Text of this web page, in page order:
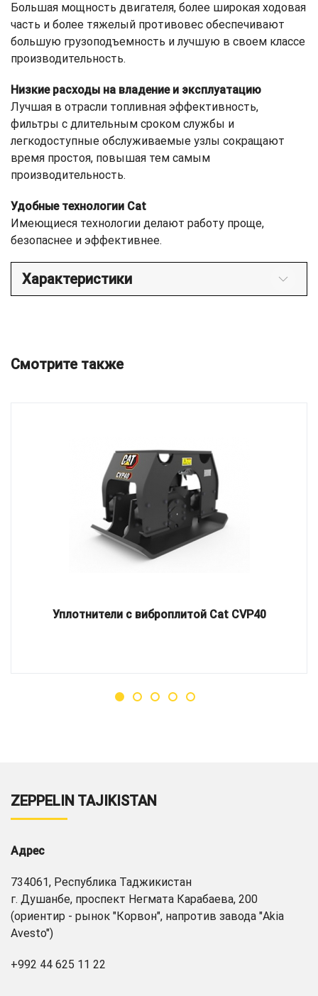
Большая мощность двигателя, более широкая ходовая
часть и более тяжелый противовес обеспечивают
большую грузоподъемность и лучшую в своем классе
производительность.
Низкие расходы на владение и эксплуатацию
Лучшая в отрасли топливная эффективность,
фильтры с длительным сроком службы и
легкодоступные обслуживаемые узлы сокращают
время простоя, повышая тем самым
производительность.
Удобные технологии Cat
Имеющиеся технологии делают работу проще,
безопаснее и эффективнее.
Характеристики
Смотрите также
Уплотнители с виброплитой Cat CVP40
ZEPPELIN TAJIKISTAN
Адрес
734061, Республика Таджикистан
г. Душанбе, проспект Негмата Карабаева, 200
(ориентир - рынок "Корвон", напротив завода "Akia
Avesto")
+992 44 625 11 22